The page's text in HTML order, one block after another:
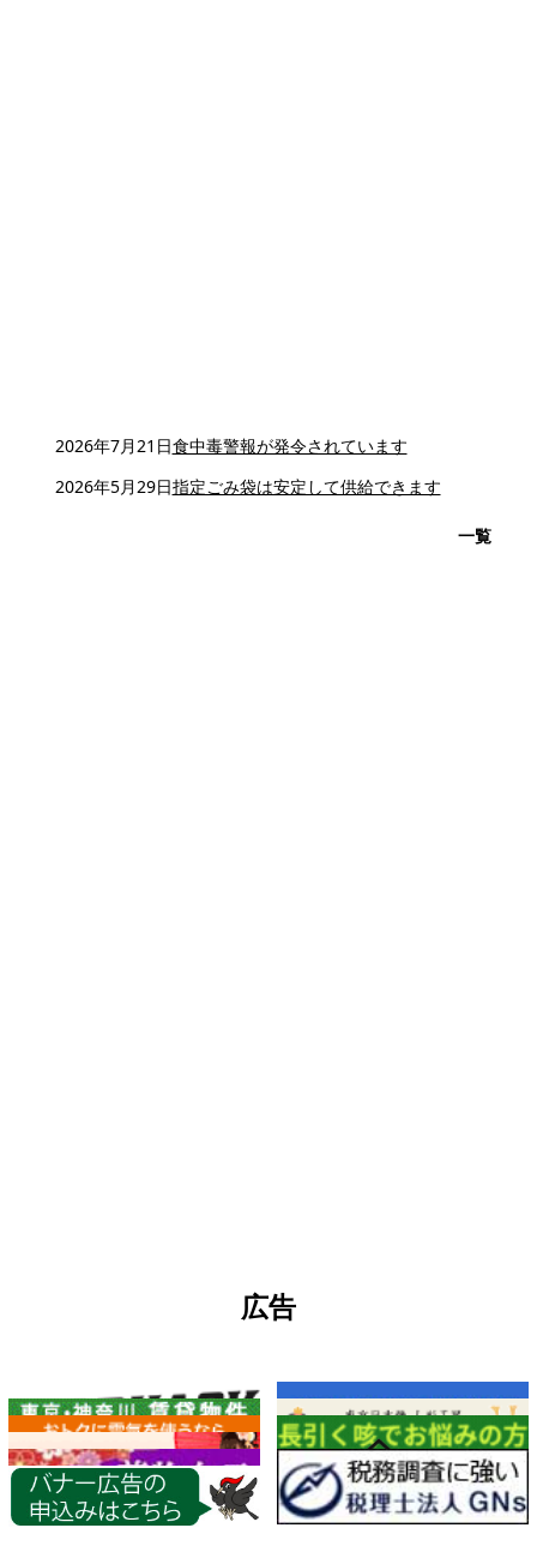
2026年7月21日食中毒警報が発令されています
2026年5月29日指定ごみ袋は安定して供給できます
一覧
広告
各種情報